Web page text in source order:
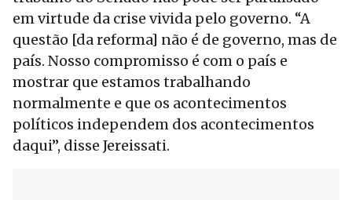
em virtude da crise vivida pelo governo. “A
questão [da reforma] não é de governo, mas de
país. Nosso compromisso é com o país e
mostrar que estamos trabalhando
normalmente e que os acontecimentos
políticos independem dos acontecimentos
daqui”, disse Jereissati.